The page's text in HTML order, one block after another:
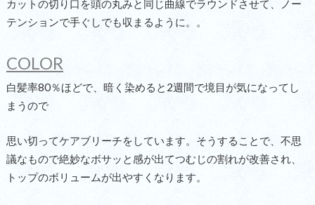
カットの切り口を頭の丸みと同じ曲線でラウンドさせて、ノー
テンションで手ぐしでも収まるように。。
COLOR
白髪率80％ほどで、暗く染めると2週間で境目が気になってし
まうので
思い切ってケアブリーチをしています。そうすることで、不思
議なもので絶妙なボサッと感が出てつむじの割れが改善され、
トップのボリュームが出やすくなります。